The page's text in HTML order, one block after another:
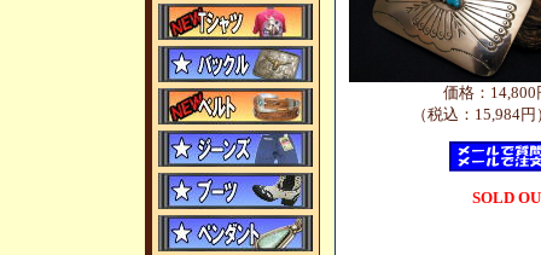
価格：14,800
（税込：15,984円
SOLD